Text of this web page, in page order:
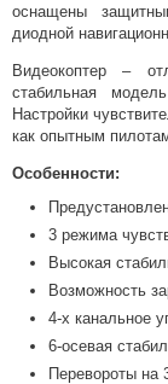
оснащены
диодной
Видеокоптер –
стабильная
Настройки
как опытным
Особенности:
3 режима
Высокая
Возможность
4-х канальное
6-осевая
Перевороты на